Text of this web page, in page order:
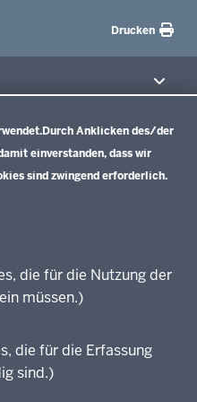
Durch Anklicken des/der
einverstanden, dass wir
sind zwingend erforderlich.
die für die Nutzung der
müssen.)
die für die Erfassung
sind.)
Drucken